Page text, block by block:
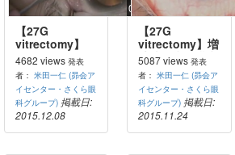
00:27:27
【27G
vitrectomy】
27GPPV+PEA+IOL（裂
孔原性網膜剥
離）
4682 views 発表
者： 米田一仁 (昴会ア
イセンター・さくら眼
科グループ) 掲載日:
2015.12.08
【27G
vitrectomy】増
殖糖尿病網膜症
forcepsを用い
た双手法）1
5087 views 発表
者：米田一仁 (昴会ア
イセンター・さくら眼
科グループ) 掲載日:
2015.11.24